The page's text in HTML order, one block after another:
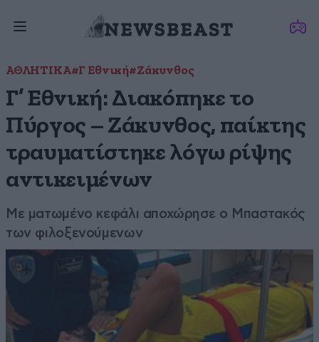
ΑΘΛΗΤΙΚΑ#Γ Εθνική#Ζάκυνθος
Γ’ Εθνική: Διακόπηκε το
Πύργος – Ζάκυνθος, παίκτης
τραυματίστηκε λόγω ρίψης
αντικειμένων
Με ματωμένο κεφάλι αποχώρησε ο Μπαστακός
των φιλοξενούμενων